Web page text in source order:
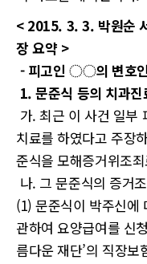
< 2015. 3. 3. 박원순
장 요약 >
- 피고인 ◌◌의 변호
1. 문준식 등의 치과
가. 최근 이 사건 일부
치료를 하였다고 주장
준식을 모해증거위조
나. 그 문준식의 증거
(1) 문준식이 박주신에
관하여 요양급여를 신
름다운 재단’의 직장보